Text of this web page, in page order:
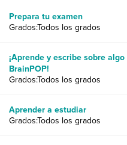
Prepara tu examen
Grados:Todos los grados
¡Aprende y escribe sobre
BrainPOP!
Grados:Todos los grados
Aprender a estudiar
Grados:Todos los grados